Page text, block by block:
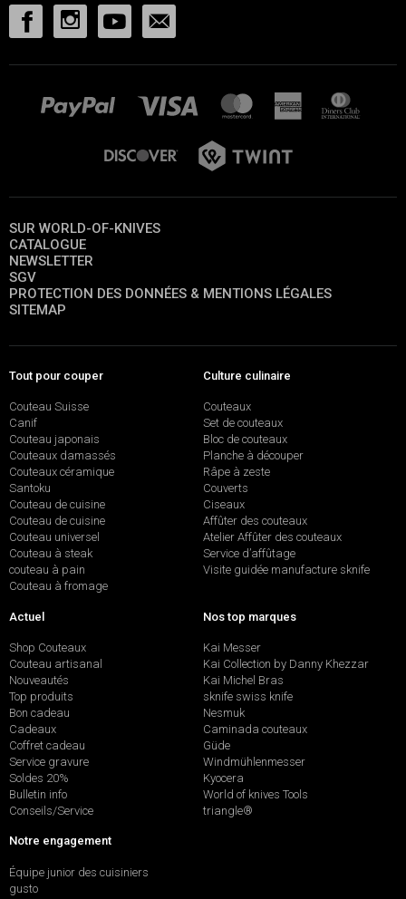
SUR WORLD-OF-KNIVES
CATALOGUE
NEWSLETTER
SGV
PROTECTION DES DONNÉES & MENTIONS LÉGALES
SITEMAP
Tout pour couper
Couteau Suisse
Canif
Couteau japonais
Couteaux damassés
Couteaux céramique
Santoku
Couteau de cuisine
Couteau de cuisine
Couteau universel
Couteau à steak
couteau à pain
Couteau à fromage
Culture culinaire
Couteaux
Set de couteaux
Bloc de couteaux
Planche à découper
Râpe à zeste
Couverts
Ciseaux
Affûter des couteaux
Atelier Affûter des couteaux
Service d’affûtage
Visite guidée manufacture sknife
Actuel
Shop Couteaux
Couteau artisanal
Nouveautés
Top produits
Bon cadeau
Cadeaux
Coffret cadeau
Service gravure
Soldes 20%
Bulletin info
Conseils/Service
Nos top marques
Kai Messer
Kai Collection by Danny Khezzar
Kai Michel Bras
sknife swiss knife
Nesmuk
Caminada couteaux
Güde
Windmühlenmesser
Kyocera
World of knives Tools
triangle®
Notre engagement
Équipe junior des cuisiniers
gusto